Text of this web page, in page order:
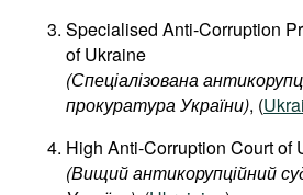
Specialised Anti-Corruption
of Ukraine
(Спеціалізована
прокуратура України), (
High Anti-Corruption Court of
(Вищий антикорупційний